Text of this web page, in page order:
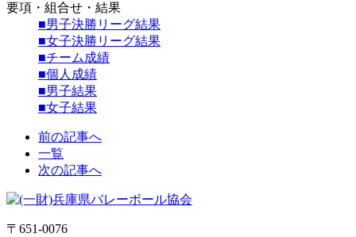
要項・組合せ・結果
■男子決勝リーグ結果
■女子決勝リーグ結果
■チーム成績
■個人成績
■男子結果
■女子結果
前の記事へ
一覧
次の記事へ
〒651-0076